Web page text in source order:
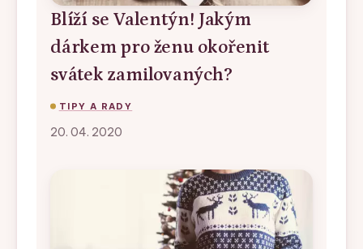
Blíží se Valentýn! Jakým
dárkem pro ženu okořenit
svátek zamilovaných?
TIPY A RADY
20. 04. 2020